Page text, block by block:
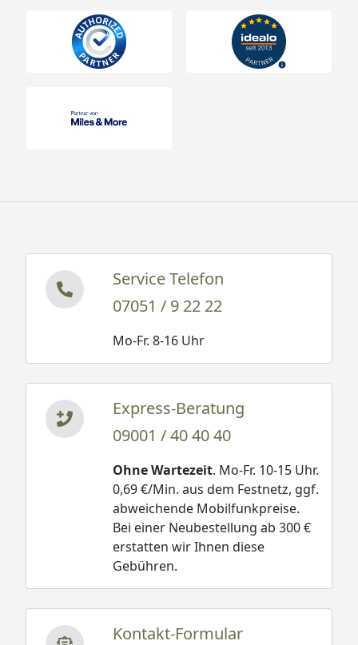
Service Telefon
07051 / 9 22 22
Mo-Fr. 8-16 Uhr
Express-Beratung
09001 / 40 40 40
Ohne Wartezeit. Mo-Fr. 10-15 Uhr.
0,69 €/Min. aus dem Festnetz, ggf.
abweichende Mobilfunkpreise.
Bei einer Neubestellung ab 300 €
erstatten wir Ihnen diese
Gebühren.
Kontakt-Formular